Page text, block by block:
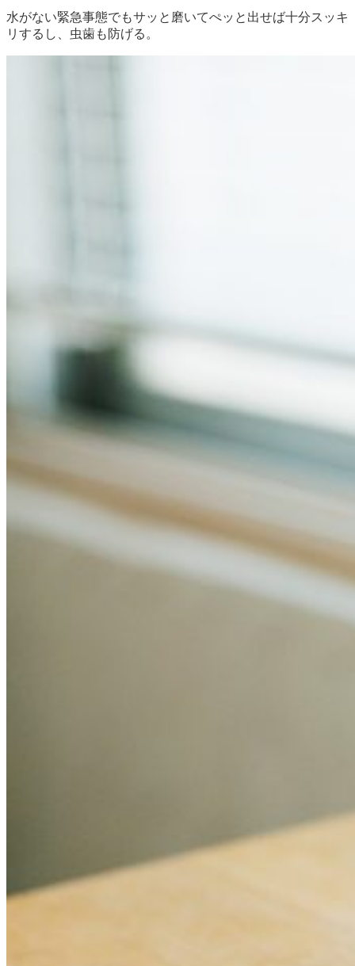
水がない緊急事態でもサッと磨いてぺッと出せば十分スッキ
リするし、虫歯も防げる。